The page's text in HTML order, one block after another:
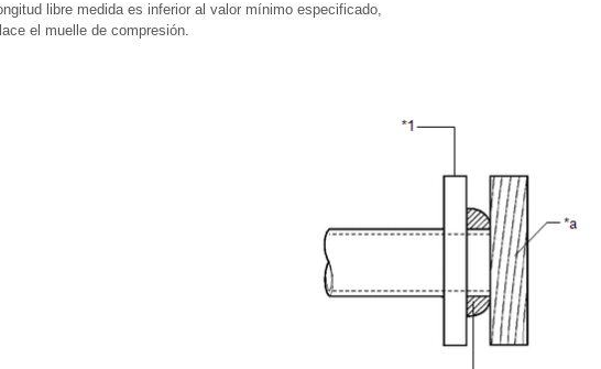
libre medida es inferior al valor mínimo especificado,
el muelle de compresión.